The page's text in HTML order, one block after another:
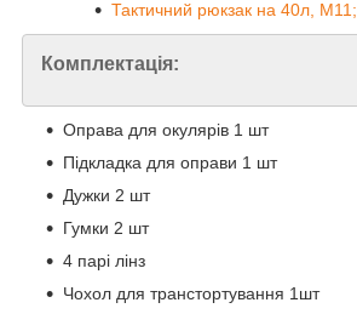
Тактичний рюкзак на 40л, M11;
Комплектація:
Оправа для окулярів 1 шт
Підкладка для оправи 1 шт
Дужки 2 шт
Гумки 2 шт
4 парі лінз
Чохол для транстортування 1шт